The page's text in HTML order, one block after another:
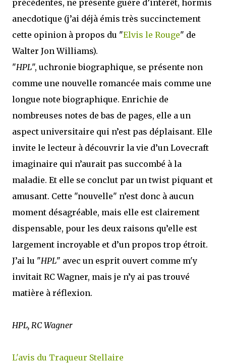
précédentes, ne présente guère d’intérêt, hormis
anecdotique (j’ai déjà émis très succinctement
cette opinion à propos du "Elvis le Rouge" de
Walter Jon Williams).
"HPL", uchronie biographique, se présente non
comme une nouvelle romancée mais comme une
longue note biographique. Enrichie de
nombreuses notes de bas de pages, elle a un
aspect universitaire qui n’est pas déplaisant. Elle
invite le lecteur à découvrir la vie d’un Lovecraft
imaginaire qui n’aurait pas succombé à la
maladie. Et elle se conclut par un twist piquant et
amusant. Cette "nouvelle" n’est donc à aucun
moment désagréable, mais elle est clairement
dispensable, pour les deux raisons qu’elle est
largement incroyable et d’un propos trop étroit.
J’ai lu "HPL" avec un esprit ouvert comme m'y
invitait RC Wagner, mais je n’y ai pas trouvé
matière à réflexion.
HPL, RC Wagner
L'avis du Traqueur Stellaire